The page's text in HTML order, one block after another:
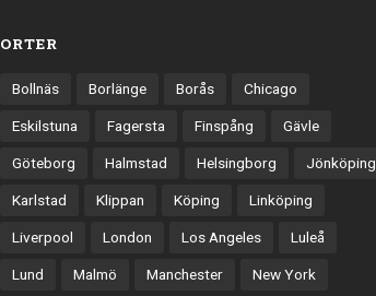
ORTER
Bollnäs Borlänge Borås Chicago
Eskilstuna Fagersta Finspång Gävle
Göteborg Halmstad Helsingborg Jönköping
Karlstad Klippan Köping Linköping
Liverpool London Los Angeles Luleå
Lund Malmö Manchester New York